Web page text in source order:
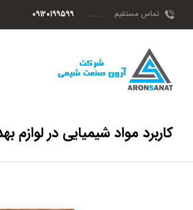
تماس مستقیم ۰۹۱۲۰۱۹۹۵۹۹
کاربرد مواد شیمیایی در لوازم